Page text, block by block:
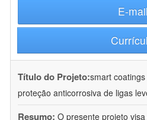
E-mail
Título do Projeto:smart
proteção anticorrosiva de ligas
Resumo: O presente projeto